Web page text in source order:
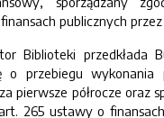
publicznych
Biblioteki przedkłada
o przebiegu wykonania
pierwsze półrocze oraz
265 ustawy o